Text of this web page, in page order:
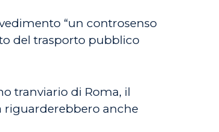
“un controsenso
del trasporto pubblico
tranviario di Roma, il
riguarderebbero anche